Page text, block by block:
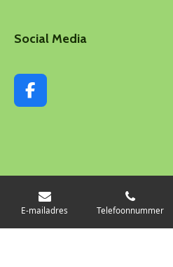
Social Media
F
a
o
© 2017-2026 VTV Wijkeroog
E-mailadres Telefoonnummer